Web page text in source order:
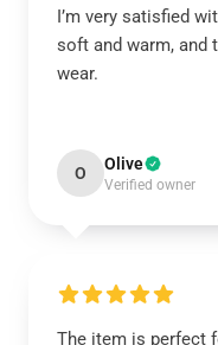
I’m very satisfied
soft and warm, and
wear.
O Olive
Verified owner
The item is perfect